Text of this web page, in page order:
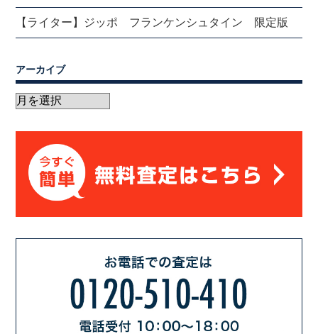
【ライター】ジッポ フランケンシュタイン 限定版
アーカイブ